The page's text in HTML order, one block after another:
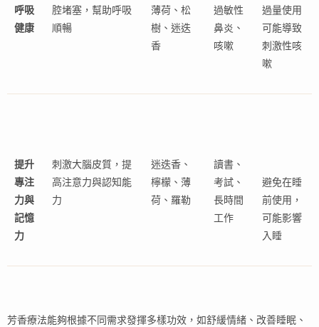
呼吸
健康
腔堵塞，幫助呼吸
順暢
薄荷、松
樹、迷迭
香
過敏性
鼻炎、
咳嗽
過量使用
可能導致
刺激性咳
嗽
提升
專注
力與
記憶
力
刺激大腦皮質，提
高注意力與認知能
力
迷迭香、
檸檬、薄
荷、羅勒
讀書、
考試、
長時間
工作
避免在睡
前使用，
可能影響
入睡
芳香療法能夠根據不同需求發揮多樣功效，如舒緩情緒、改善睡眠、